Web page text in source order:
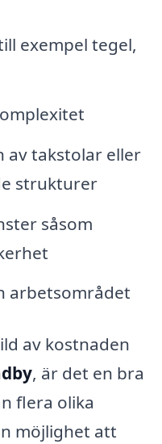
exempel tegel,
av takstolar eller
strukturer
såsom
arbetsområdet
av kostnaden
, är det en bra
flera olika
möjlighet att